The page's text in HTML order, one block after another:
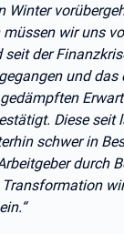
Winter
wir uns
der
und
Diese seit
schwer in
durch